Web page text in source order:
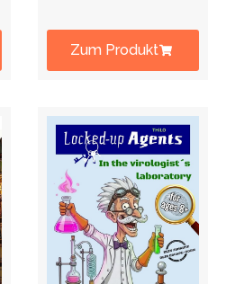
Zum Produkt